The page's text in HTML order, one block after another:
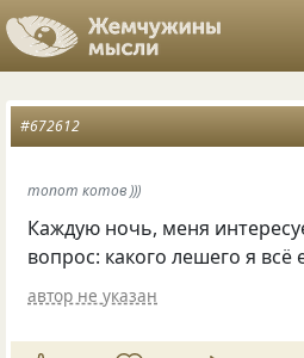
#672612
топот котов )))
Каждую ночь, меня
вопрос: какого лешего я всё
автор не указан